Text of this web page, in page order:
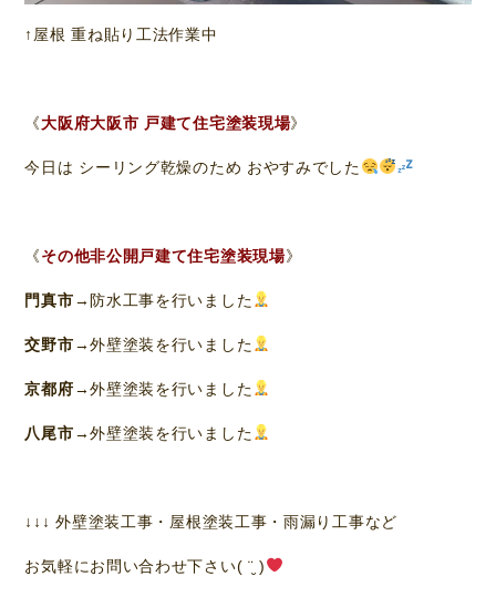
↑屋根 重ね貼り工法作業中
《大阪府大阪市 戸建て住宅塗装現場》
今日は シーリング乾燥のため おやすみでした
《その他非公開戸建て住宅塗装現場》
門真市→防水工事を行いました
交野市→外壁塗装を行いました
京都府→外壁塗装を行いました
八尾市→外壁塗装を行いました
↓↓↓ 外壁塗装工事・屋根塗装工事・雨漏り工事など
お気軽にお問い合わせ下さい( ¨̮ )